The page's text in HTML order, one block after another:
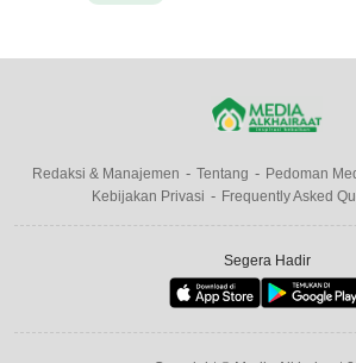
Redaksi & Manajemen Tentang Pedoman
Kebijakan Privasi
Frequently Asked
Segera Hadir